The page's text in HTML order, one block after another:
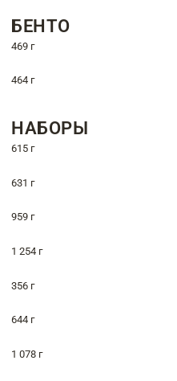
БЕНТО
469 г
464 г
НАБОРЫ
615 г
631 г
959 г
1 254 г
356 г
644 г
1 078 г